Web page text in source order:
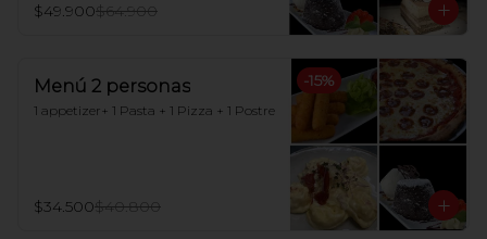
$49.900$64.900
-15%
Menú 2 personas
1 appetizer+ 1 Pasta + 1 Pizza + 1 Postre
$34.500$40.800